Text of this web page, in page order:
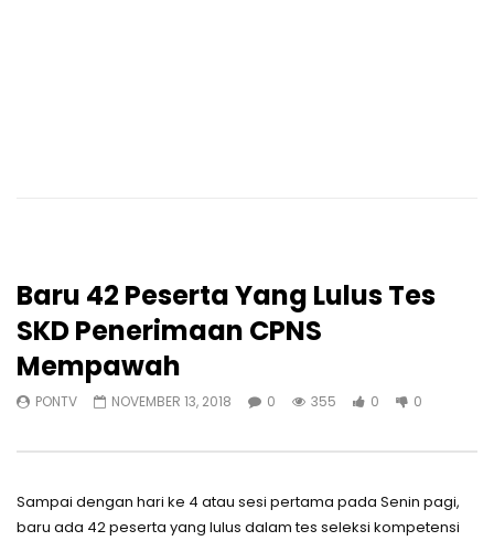
Baru 42 Peserta Yang Lulus Tes
SKD Penerimaan CPNS
Mempawah
PONTV NOVEMBER 13, 2018 0 355 0 0
Sampai dengan hari ke 4 atau sesi pertama pada Senin pagi,
baru ada 42 peserta yang lulus dalam tes seleksi kompetensi